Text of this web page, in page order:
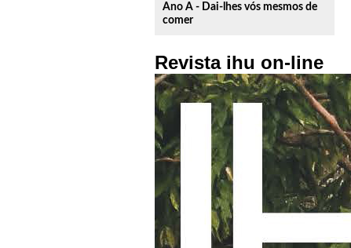
Ano A - Dai-lhes vós mesmos de
comer
Revista ihu on-line